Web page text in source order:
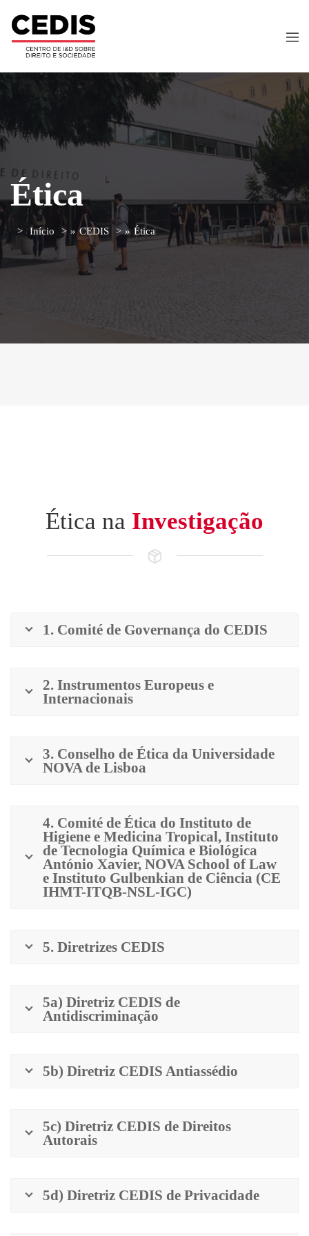
Ética
Início » CEDIS » Ética
Ética na Investigação
1. Comité de Governança do CEDIS
2. Instrumentos Europeus e
Internacionais
3. Conselho de Ética da Universidade
NOVA de Lisboa
4. Comité de Ética do Instituto de
Higiene e Medicina Tropical, Instituto
de Tecnologia Química e Biológica
António Xavier, NOVA School of Law
e Instituto Gulbenkian de Ciência (CE
IHMT-ITQB-NSL-IGC)
5. Diretrizes CEDIS
5a) Diretriz CEDIS de
Antidiscriminação
5b) Diretriz CEDIS Antiassédio
5c) Diretriz CEDIS de Direitos
Autorais
5d) Diretriz CEDIS de Privacidade